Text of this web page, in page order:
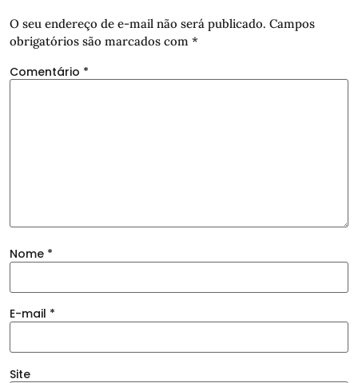
O seu endereço de e-mail não será publicado. Campos
obrigatórios são marcados com *
Comentário *
Nome *
E-mail *
Site